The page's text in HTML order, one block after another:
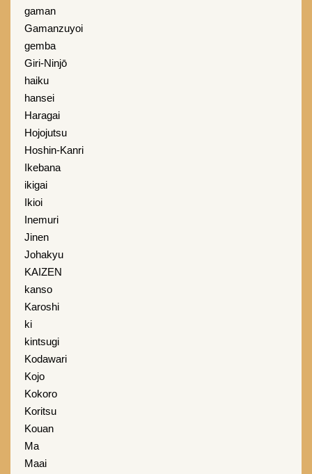
gaman
Gamanzuyoi
gemba
Giri-Ninjō
haiku
hansei
Haragai
Hojojutsu
Hoshin-Kanri
Ikebana
ikigai
Ikioi
Inemuri
Jinen
Johakyu
KAIZEN
kanso
Karoshi
ki
kintsugi
Kodawari
Kojo
Kokoro
Koritsu
Kouan
Ma
Maai